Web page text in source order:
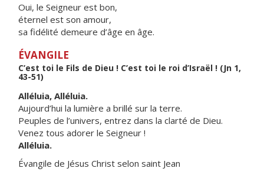
Oui, le Seigneur est bon,
éternel est son amour,
sa fidélité demeure d’âge en âge.
ÉVANGILE
C’est toi le Fils de Dieu ! C’est toi le roi d’Israël ! (Jn 1,
43-51)
Alléluia, Alléluia.
Aujourd’hui la lumière a brillé sur la terre.
Peuples de l’univers, entrez dans la clarté de Dieu.
Venez tous adorer le Seigneur !
Alléluia.
Évangile de Jésus Christ selon saint Jean